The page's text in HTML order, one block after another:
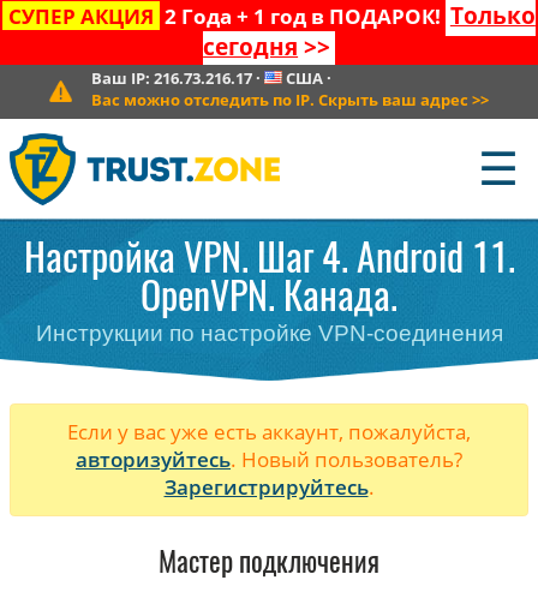
СУПЕР АКЦИЯ 2 Года + 1 год в ПОДАРОК! Только
сегодня >>
Ваш IP: 216.73.216.17· США·
Вас можно отследить по IP. Скрыть ваш адрес >>
☰
Настройка VPN. Шаг 4. Android 11.
OpenVPN. Канада.
Инструкции по настройке VPN-соединения
Если у вас уже есть аккаунт, пожалуйста,
авторизуйтесь. Новый пользователь?
Зарегистрируйтесь.
Мастер подключения